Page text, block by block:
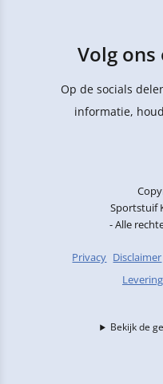
Volg ons
Op de socials
informatie,
Sportstuif
- Alle
Privacy Disclaimer
Bekijk de